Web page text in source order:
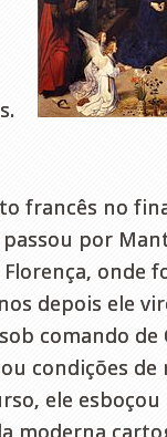
francês no
por
onde
depois ele
comando de
condições de
ele